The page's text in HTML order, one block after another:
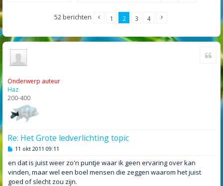
52 berichten 1 2 3 4
Onderwerp auteur
Haz
200-400
Re: Het Grote ledverlichting topic
B
r
c
h
11 okt 2011 09:11
en dat is juist weer zo'n puntje waar ik geen ervaring over kan
vinden, maar wel een boel mensen die zeggen waarom het juist
goed of slecht zou zijn.